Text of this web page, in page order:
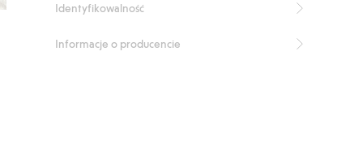
Identyfikowalność
Informacje o producencie